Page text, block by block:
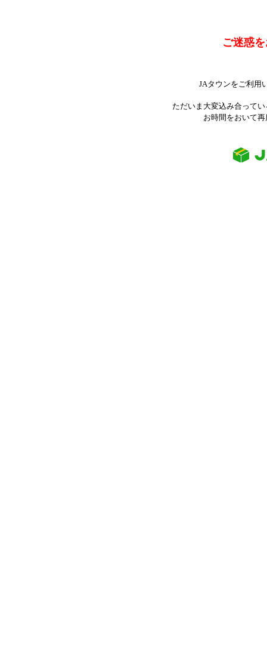
ご迷惑
JAタウンをご利用
ただいま大変込み合って
お時間をおいて